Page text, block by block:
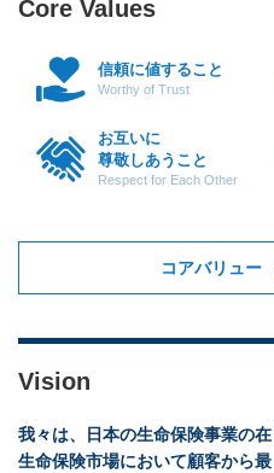
Core Values
信頼に値すること
Worthy of Trust
お互いに
尊敬しあうこと
Respect for Each Other
コアバリュ
Vision
我々は、日本の生命保険事業の
生命保険市場において顧客から